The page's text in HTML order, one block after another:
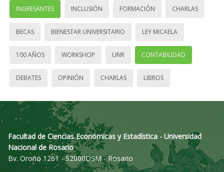
INGRESANTES INCLUSIÓN FORMACIÓN CHARLAS
BECAS BIENESTAR UNIVERSITARIO LEY MICAELA
100 AÑOS WORKSHOP UNR CONTABILIDAD
DEBATES OPINIÓN CHARLAS LIBROS
Facultad de Ciencias Económicas y Estadística - Universidad
Nacional de Rosario
Bv. Oroño 1261 - S2000DSM - Rosario